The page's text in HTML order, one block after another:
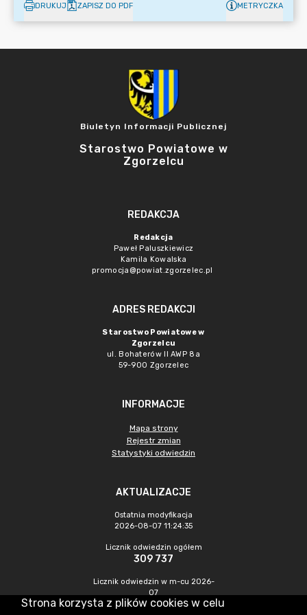
DRUKUJ ZAPISZ DO PDF METRYCZKA
Biuletyn Informacji Publicznej
Starostwo Powiatowe w
Zgorzelcu
REDAKCJA
Redakcja
Paweł Paluszkiewicz
Kamila Kowalska
promocja@powiat.zgorzelec.pl
ADRES REDAKCJI
Starostwo Powiatowe w
Zgorzelcu
ul. Bohaterów II AWP 8a
59-900 Zgorzelec
INFORMACJE
Mapa strony
Rejestr zmian
Statystyki odwiedzin
AKTUALIZACJE
Ostatnia modyfikacja
2026-08-07 11:24:35
Licznik odwiedzin ogółem
309 737
Licznik odwiedzin w m-cu 2026-
07
435
Strona korzysta z plików cookies w celu